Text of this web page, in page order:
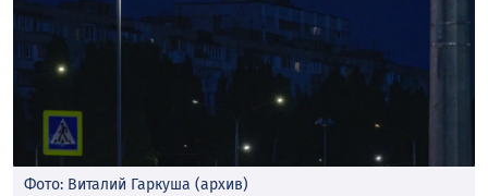
Фото: Виталий Гаркуша (архив)